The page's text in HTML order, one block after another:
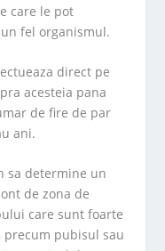
care le pot
fel organismul.
direct pe
acesteia pana
de fire de par
ani.
sa determine un
de zona de
care sunt foarte
precum pubisul sau